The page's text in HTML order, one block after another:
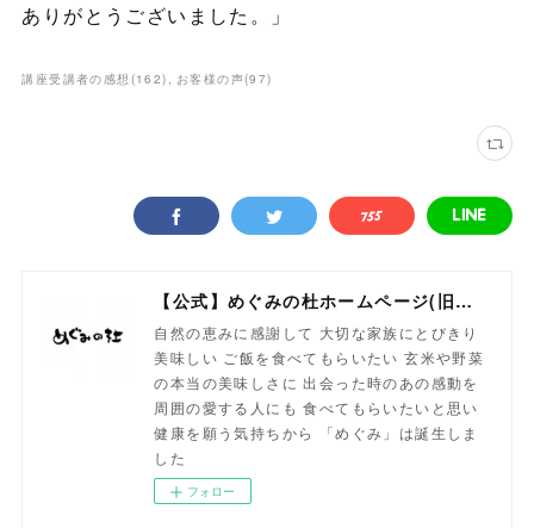
ありがとうございました。」
講座受講者の感想 (162) お客様の声(97)
【公式】めぐみの杜ホームページ(旧自然食工房）
自然の恵みに感謝して 大切な家族にとびきり
美味しい ご飯を食べてもらいたい 玄米や野菜
の本当の美味しさに 出会った時のあの感動を
周囲の愛する人にも 食べてもらいたいと思い
健康を願う気持ちから 「めぐみ」は誕生しま
した
フォロー